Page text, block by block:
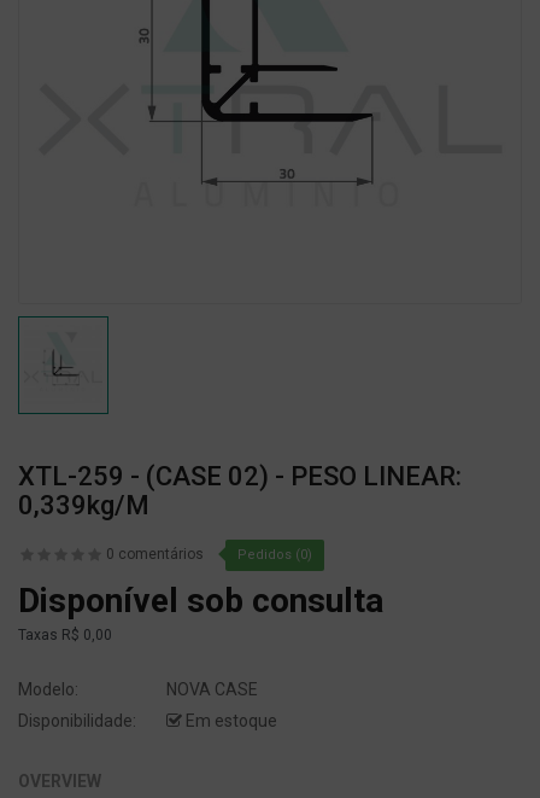
XTL-259 - (CASE 02) - PESO LINEAR:
0,339kg/m
0 comentários Pedidos (0)
Disponível sob consulta
Taxas R$ 0,00
Modelo:
NOVA CASE
Disponibilidade:
Em estoque
OVERVIEW